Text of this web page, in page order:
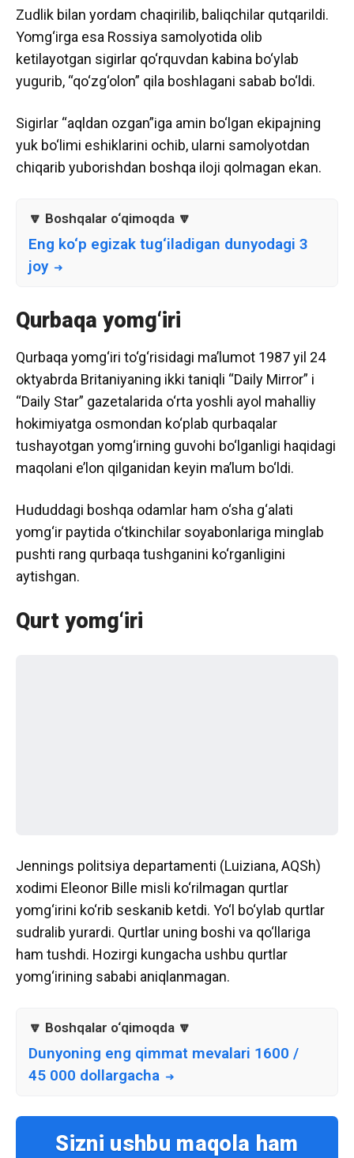
Zudlik bilan yordam chaqirilib, baliqchilar qutqarildi.
Yomg‘irga esa Rossiya samolyotida olib
ketilayotgan sigirlar qo‘rquvdan kabina bo‘ylab
yugurib, “qo‘zg‘olon” qila boshlagani sabab bo‘ldi.
Sigirlar “aqldan ozgan”iga amin bo‘lgan ekipajning
yuk bo‘limi eshiklarini ochib, ularni samolyotdan
chiqarib yuborishdan boshqa iloji qolmagan ekan.
Eng ko‘p egizak tug‘iladigan dunyodagi 3
joy
Qurbaqa yomg‘iri
Qurbaqa yomg‘iri to‘g‘risidagi ma’lumot 1987 yil 24
oktyabrda Britaniyaning ikki taniqli “Daily Mirror” i
“Daily Star” gazetalarida o‘rta yoshli ayol mahalliy
hokimiyatga osmondan ko‘plab qurbaqalar
tushayotgan yomg‘irning guvohi bo‘lganligi haqidagi
maqolani e’lon qilganidan keyin ma’lum bo‘ldi.
Hududdagi boshqa odamlar ham o‘sha g‘alati
yomg‘ir paytida o‘tkinchilar soyabonlariga minglab
pushti rang qurbaqa tushganini ko‘rganligini
aytishgan.
Qurt yomg‘iri
Jennings politsiya departamenti (Luiziana, AQSh)
xodimi Eleonor Bille misli ko‘rilmagan qurtlar
yomg‘irini ko‘rib seskanib ketdi. Yo‘l bo‘ylab qurtlar
sudralib yurardi. Qurtlar uning boshi va qo‘llariga
ham tushdi. Hozirgi kungacha ushbu qurtlar
yomg‘irining sababi aniqlanmagan.
Dunyoning eng qimmat mevalari 1600 /
45 000 dollargacha
Sizni ushbu maqola ham